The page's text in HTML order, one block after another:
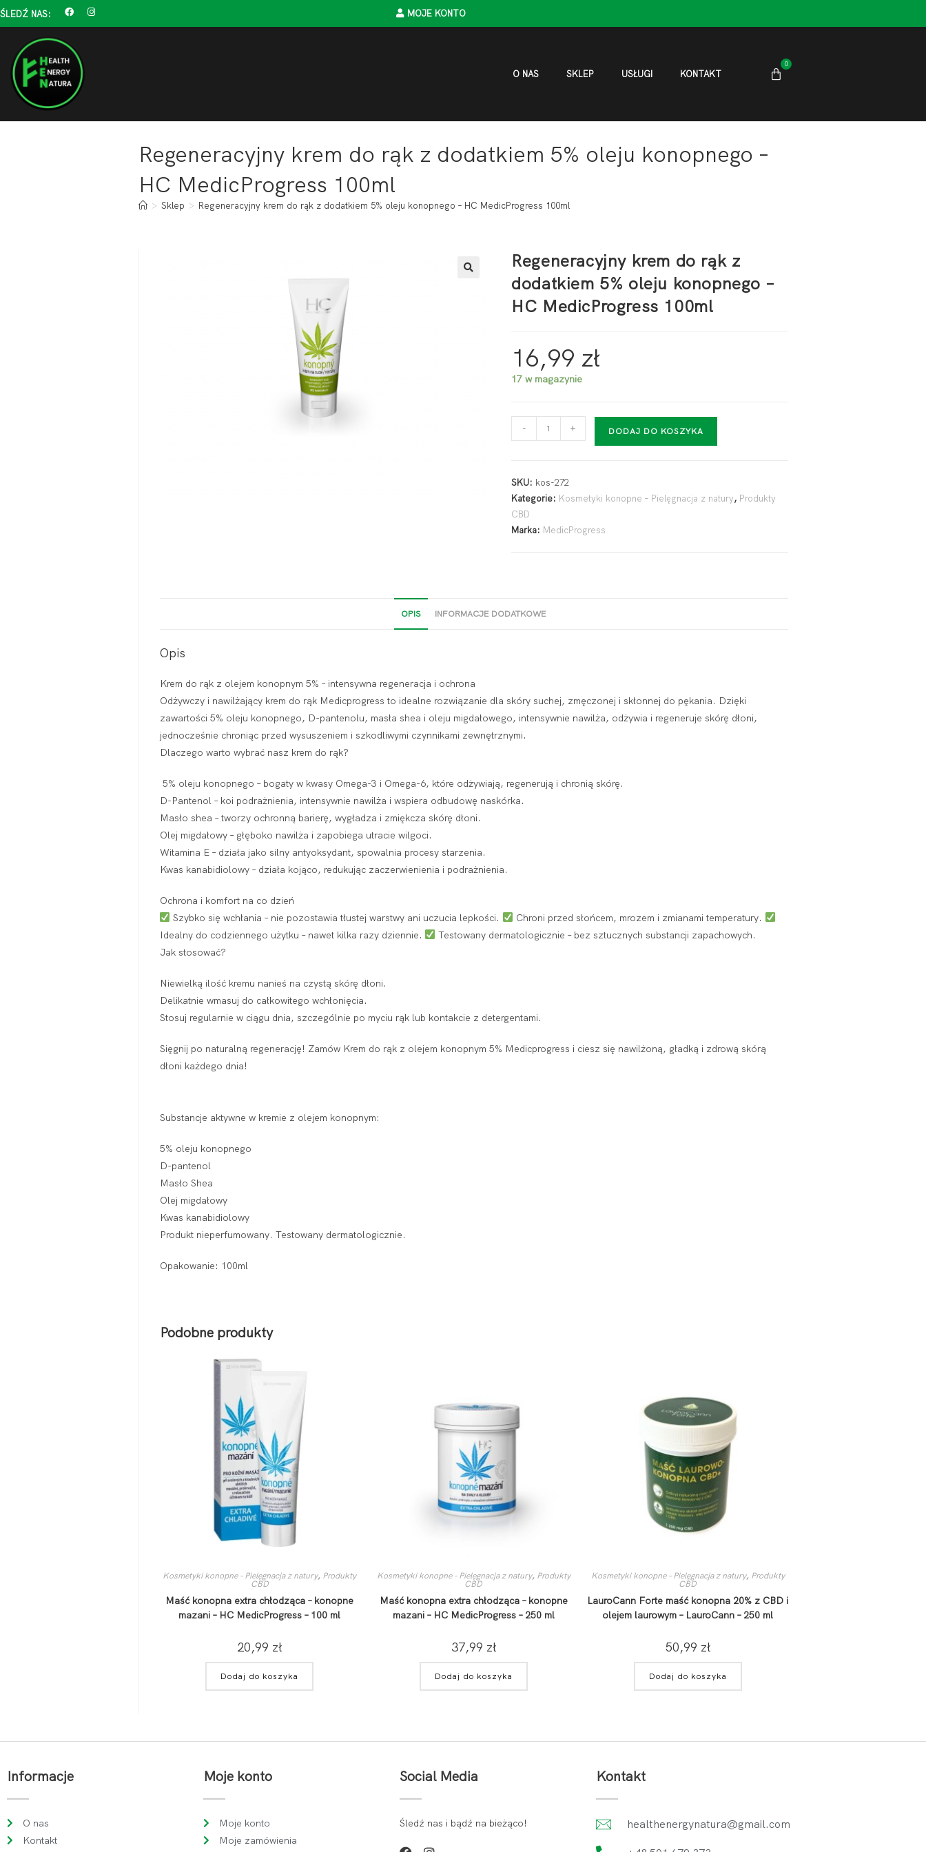
ŚLEDŹ NAS: MOJE KONTO
O NAS SKLEP USŁUGI KONTAKT
0
Regeneracyjny krem do rąk z dodatkiem 5% oleju konopnego –
HC MedicProgress 100ml
> Sklep > Regeneracyjny krem do rąk z dodatkiem 5% oleju konopnego – HC MedicProgress 100ml
Regeneracyjny krem do rąk z
dodatkiem 5% oleju konopnego –
HC MedicProgress 100ml
16,99 zł
17 w magazynie
- + DODAJ DO KOSZYKA
SKU: kos-272
Kategorie: Kosmetyki konopne – Pielęgnacja z natury, Produkty
CBD
Marka: MedicProgress
OPIS INFORMACJE DODATKOWE
Opis
Krem do rąk z olejem konopnym 5% – intensywna regeneracja i ochrona
Odżywczy i nawilżający krem do rąk Medicprogress to idealne rozwiązanie dla skóry suchej, zmęczonej i skłonnej do pękania. Dzięki
zawartości 5% oleju konopnego, D-pantenolu, masła shea i oleju migdałowego, intensywnie nawilża, odżywia i regeneruje skórę dłoni,
jednocześnie chroniąc przed wysuszeniem i szkodliwymi czynnikami zewnętrznymi.
Dlaczego warto wybrać nasz krem do rąk?
5% oleju konopnego – bogaty w kwasy Omega-3 i Omega-6, które odżywiają, regenerują i chronią skórę.
D-Pantenol – koi podrażnienia, intensywnie nawilża i wspiera odbudowę naskórka.
Masło shea – tworzy ochronną barierę, wygładza i zmiękcza skórę dłoni.
Olej migdałowy – głęboko nawilża i zapobiega utracie wilgoci.
Witamina E – działa jako silny antyoksydant, spowalnia procesy starzenia.
Kwas kanabidiolowy – działa kojąco, redukując zaczerwienienia i podrażnienia.
Ochrona i komfort na co dzień
Szybko się wchłania – nie pozostawia tłustej warstwy ani uczucia lepkości.
Chroni przed słońcem, mrozem i zmianami temperatury.
Idealny do codziennego użytku – nawet kilka razy dziennie.
Testowany dermatologicznie – bez sztucznych substancji zapachowych.
Jak stosować?
Niewielką ilość kremu nanieś na czystą skórę dłoni.
Delikatnie wmasuj do całkowitego wchłonięcia.
Stosuj regularnie w ciągu dnia, szczególnie po myciu rąk lub kontakcie z detergentami.
Sięgnij po naturalną regenerację! Zamów Krem do rąk z olejem konopnym 5% Medicprogress i ciesz się nawilżoną, gładką i zdrową skórą
dłoni każdego dnia!
Substancje aktywne w kremie z olejem konopnym:
5% oleju konopnego
D-pantenol
Masło Shea
Olej migdałowy
Kwas kanabidiolowy
Produkt nieperfumowany. Testowany dermatologicznie.
Opakowanie: 100ml
Podobne produkty
Kosmetyki konopne – Pielęgnacja z natury, Produkty
CBD
Maść konopna extra chłodząca – konopne
mazani – HC MedicProgress – 100 ml
20,99 zł
Dodaj do koszyka
Kosmetyki konopne – Pielęgnacja z natury, Produkty
CBD
Maść konopna extra chłodząca – konopne
mazani – HC MedicProgress – 250 ml
37,99 zł
Dodaj do koszyka
Kosmetyki konopne – Pielęgnacja z natury, Produkty
CBD
LauroCann Forte maść konopna 20% z CBD i
olejem laurowym – LauroCann – 250 ml
50,99 zł
Dodaj do koszyka
Informacje
O nas
Kontakt
Moje konto
Moje konto
Moje zamówienia
Social Media
Śledź nas i bądź na bieżąco!
Kontakt
healthenergynatura@gmail.com